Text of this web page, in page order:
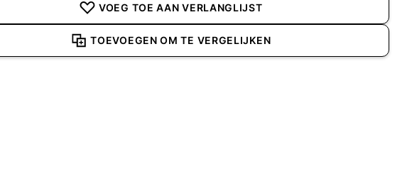
VOEG TOE AAN VERLANGLIJST
TOEVOEGEN OM TE VERGELIJKEN